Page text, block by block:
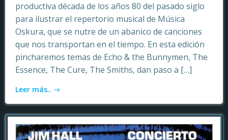
productiva década de los años 80 del pasado siglo
para ilustrar el repertorio musical de Música
Oskura, que se nutre de un abanico de canciones
que nos transportan en el tiempo. En esta edición
pincharemos temas de Echo & the Bunnymen, The
Essence, The Cure, The Smiths, dan paso a […]
Leer más..